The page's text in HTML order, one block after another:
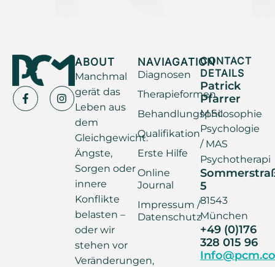
ABOUT
Manchmal
gerät das
Leben aus
dem
Gleichgewicht.
Ängste,
Sorgen oder
innere
Konflikte
belasten –
oder wir
stehen vor
Veränderungen,
NAVIAGATION
Diagnosen
Therapieformen
Behandlungsphilosophie
Qualifikation
Erste Hilfe
Online
Journal
Impressum /
Datenschutz
CONTACT
DETAILS
Patrick
Pfarrer
M.Sc.
Psychologie
/ MAS
Psychotherapi
5
81543
München
+49 (0)176
328 015 96